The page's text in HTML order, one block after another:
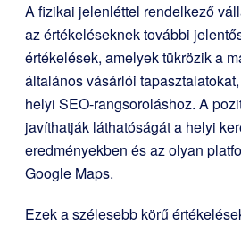
A fizikai jelenléttel rendelkező
az értékeléseknek további
értékelések, amelyek tükrözik a
általános vásárlói
helyi SEO-rangsoroláshoz. A
javíthatják láthatóságát a helyi
eredményekben és az olyan
Google Maps.
Ezek a szélesebb körű